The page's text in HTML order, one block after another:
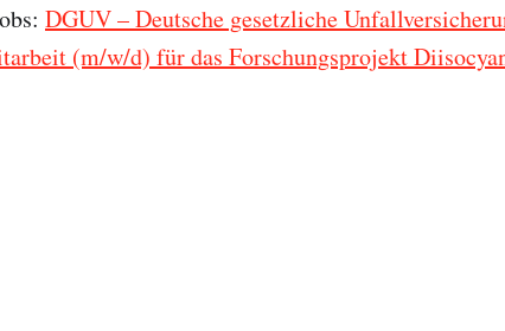
DGUV – Deutsche gesetzliche
(m/w/d) für das Forschungsprojekt